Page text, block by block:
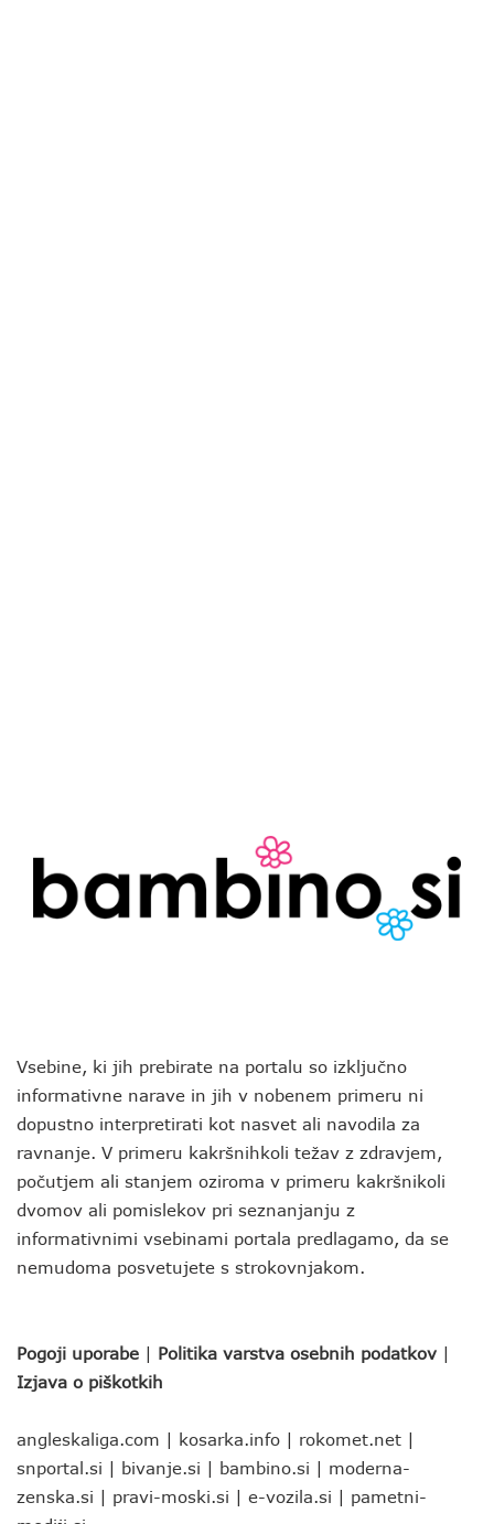
Vsebine, ki jih prebirate na portalu so izključno
informativne narave in jih v nobenem primeru ni
dopustno interpretirati kot nasvet ali navodila za
ravnanje. V primeru kakršnihkoli težav z zdravjem,
počutjem ali stanjem oziroma v primeru kakršnikoli
dvomov ali pomislekov pri seznanjanju z
informativnimi vsebinami portala predlagamo, da se
nemudoma posvetujete s strokovnjakom.
Pogoji uporabe | Politika varstva osebnih podatkov |
Izjava o piškotkih
angleskaliga.com | kosarka.info | rokomet.net |
snportal.si | bivanje.si | bambino.si | moderna-
zenska.si | pravi-moski.si | e-vozila.si | pametni-